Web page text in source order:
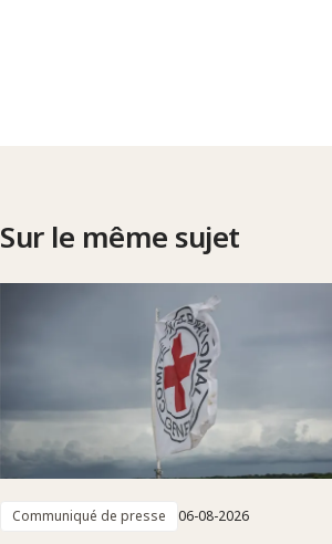
Sur le même sujet
Communiqué de presse 06-08-2026